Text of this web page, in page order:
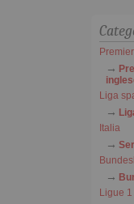
Liga
Italia
Ligue 1